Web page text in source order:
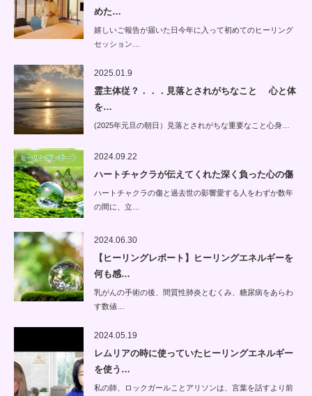
めた…
嬉しいご報告が届いた日今年に入って初めてのヒーリング
セッション…
2025.01.9
霊主体従？．．．見落とされがちなこと 心と体
を…
(2025年元旦の朝日）見落とされがちな重要なこと心身…
2024.09.22
ハートチャクラが伝えてくれた深く負った心の傷
ハートチャクラの傷と過去世の影響愛する人をわずか数年
の間に、立…
2024.06.30
【ヒーリングレポート】ヒーリングエネルギーを
何も感…
乳がんの手術の後、間質性肺炎とむくみ、糖尿病をあらわ
す数値…
2024.05.19
レムリアの時に使っていたヒーリングエネルギー
を使う…
私の師、ロックガールことアリソンは、言葉を話すより前